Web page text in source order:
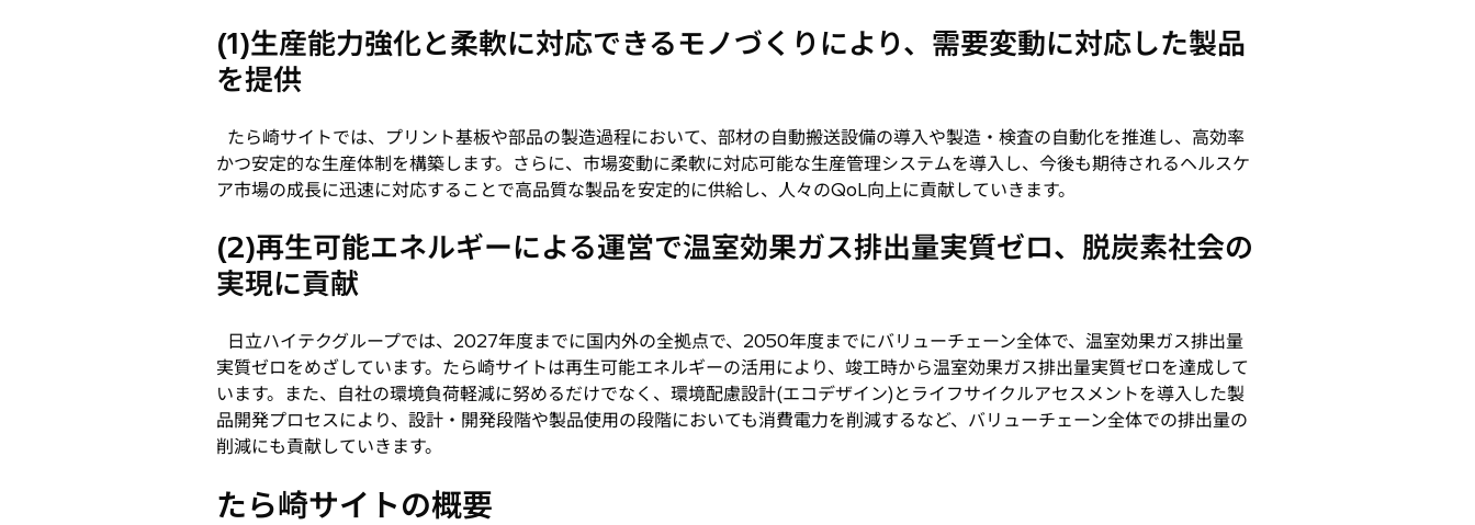
で
開
(1)生産能力強化と柔軟に対応できるモノづくりにより、需要変動に対応した製品
を提供
たら崎サイトでは、プリント基板や部品の製造過程において、部材の自動搬送設備の導入や製造・検査の自動化を推進し、高効率
かつ安定的な生産体制を構築します。さらに、市場変動に柔軟に対応可能な生産管理システムを導入し、今後も期待されるヘルスケ
ア市場の成長に迅速に対応することで高品質な製品を安定的に供給し、人々のQoL向上に貢献していきます。
(2)再生可能エネルギーによる運営で温室効果ガス排出量実質ゼロ、脱炭素社会の
実現に貢献
日立ハイテクグループでは、2027年度までに国内外の全拠点で、2050年度までにバリューチェーン全体で、温室効果ガス排出量
実質ゼロをめざしています。たら崎サイトは再生可能エネルギーの活用により、竣工時から温室効果ガス排出量実質ゼロを達成して
います。また、自社の環境負荷軽減に努めるだけでなく、環境配慮設計(エコデザイン)とライフサイクルアセスメントを導入した製
品開発プロセスにより、設計・開発段階や製品使用の段階においても消費電力を削減するなど、バリューチェーン全体での排出量の
削減にも貢献していきます。
たら崎サイトの概要